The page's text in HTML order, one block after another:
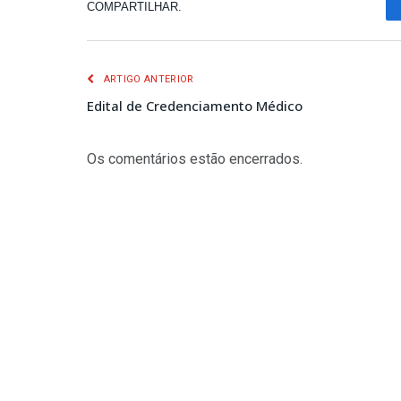
COMPARTILHAR.
ARTIGO ANTERIOR
Edital de Credenciamento Médico
Os comentários estão encerrados.